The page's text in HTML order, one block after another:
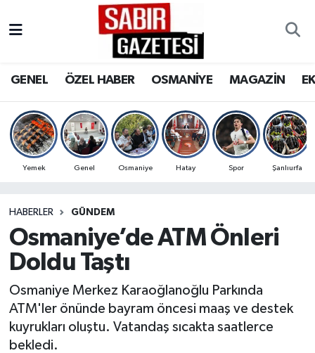
GENEL ÖZEL HABER OSMANİYE MAGAZİN
Yemek Genel Osmaniye Hatay Spor Şanlıurfa
HABERLER GÜNDEM
Osmaniye’de ATM Önleri
Doldu Taştı
Osmaniye Merkez Karaoğlanoğlu Parkında
ATM'ler önünde bayram öncesi maaş ve destek
kuyrukları oluştu. Vatandaş sıcakta saatlerce
bekledi.
OSMANİYE
MAGAZİN
SPOR
RESMİ İLANLAR
Osmaniye Nöbetçi Eczaneler
Osmaniye Trafik Yoğunluk Haritası
Süper Lig Puan Durumu ve Fikstür
Son Dakika Haberleri
Haber Arşivi